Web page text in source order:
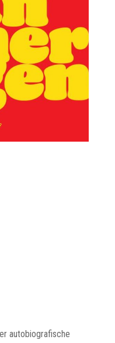
autobiografische